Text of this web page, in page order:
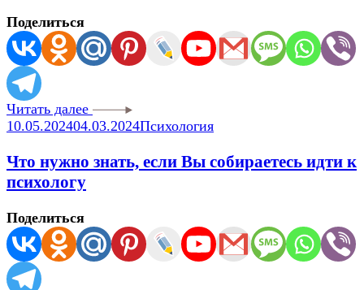
Поделиться
Читать далее
10.05.202404.03.2024Психология
Что нужно знать, если Вы собираетесь идти к
психологу
Поделиться